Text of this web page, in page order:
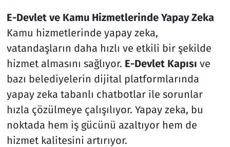
E-Devlet ve Kamu Hizmetlerinde Yapay Zeka
Kamu hizmetlerinde yapay zeka,
vatandaşların daha hızlı ve etkili bir şekilde
hizmet almasını sağlıyor. E-Devlet Kapısı ve
bazı belediyelerin dijital platformlarında
yapay zeka tabanlı chatbotlar ile sorunlar
hızla çözülmeye çalışılıyor. Yapay zeka, bu
noktada hem iş gücünü azaltıyor hem de
hizmet kalitesini artırıyor.